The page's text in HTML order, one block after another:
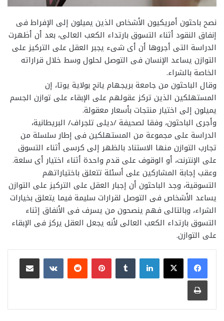
نصح باحثون أمريكيون الأشخاص الذين يميلون إلى الإفراط فى
إنفاق النقود أثناء التسوق بارتداء الكعب العالى، بعد أن أظهرت
الدراسة التى أجروها أن أى شىء يجبر العقل على التركيز على
التوازن يساعد الإنسان فى التوصل لحلول وسط خلال قراراته
الخاصة بالشراء.
وقال الباحثون من جامعة بريجهام يانج بولاية يوتا، إن
المستهلكين الذين تركز عقولهم على الإبقاء على توازن الجسم
يميلون إلى اختيار منتجات بأسعار معقولة.
وأجرى الباحثون، وفقا لصحيفة /ديلى تلجراف/ البريطانية،
الدراسة على مجموعة من المستهلكين فى إطار سلسلة من
تجارب التوازن منها الاستناد بالظهر إلى كرسى أثناء التسوق
على الإنترنت، أو الوقوف على قدم واحدة أثناء اختيار أى سلعة.
وعقب إجابة المشاركين على أسئلة تتعلق باختياراتهم
التسوقية، وجد الباحثون أن إجبار العقل على التركيز على التوازن
يساعد الأشخاص فى التوصل لقرارات سليمة فيما يتعلق بخيارات
الشراء، وبالتالى فهم ينصحون من يسرف فى الأنفاق إثناء
التسوق بارتداء الكعب العالى لأنه يجعل العقل يركز فى الإبقاء
على التوازن.
لينكدإن بينتيريست
مشاركة عبر البريد
طباعة